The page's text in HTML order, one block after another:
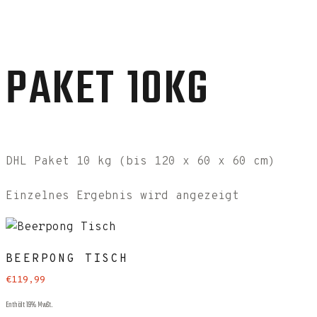
PAKET 10KG
DHL Paket 10 kg (bis 120 x 60 x 60 cm)
Einzelnes Ergebnis wird angezeigt
BEERPONG TISCH
€119 ,99
Enthält 19% MwSt.